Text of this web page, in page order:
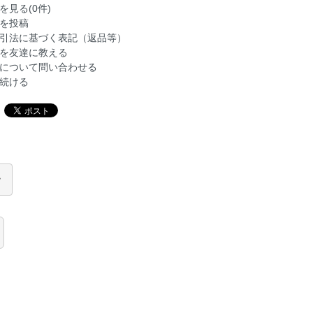
見る(0件)
投稿
法に基づく表記（返品等）
友達に教える
ついて問い合わせる
ける